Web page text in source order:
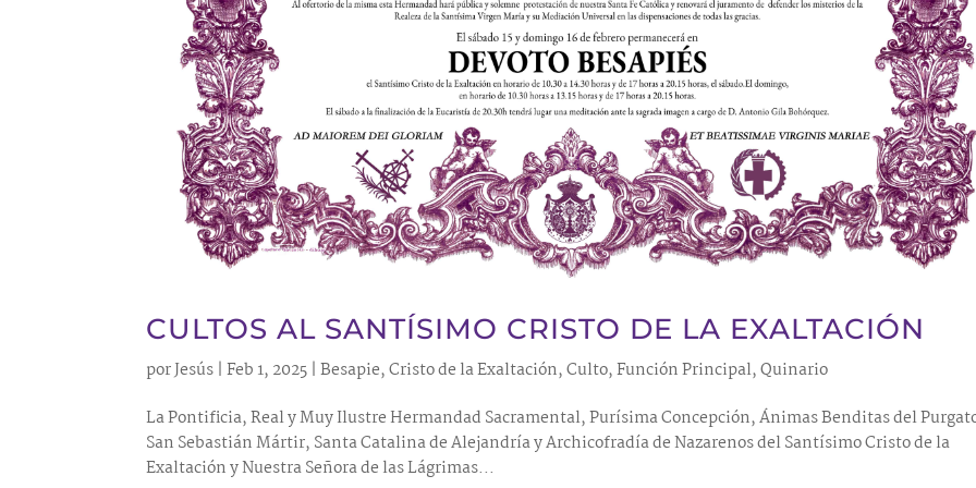
CULTOS AL SANTÍSIMO CRISTO DE LA EXALTACIÓN
porJesús |Feb 1, 2025 |Besapie,Cristo de la Exaltación,Culto,Función Principal,Quinario
La Pontificia, Real y Muy Ilustre Hermandad Sacramental, Purísima Concepción, Ánimas Benditas del
San Sebastián Mártir, Santa Catalina de Alejandría y Archicofradía de Nazarenos del Santísimo Cristo de la
Exaltación y Nuestra Señora de las Lágrimas...